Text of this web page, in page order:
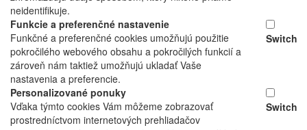
neidentifikuje.
Funkcie a preferenčné nastavenie
Funkčné a preferenčné cookies umožňujú použitie
pokročilého webového obsahu a pokročilých funkcií a
zároveň nám taktiež umožňujú ukladať Vaše
nastavenia a preferencie.
Switch
Personalizované ponuky
Vďaka týmto cookies Vám môžeme zobrazovať
prostredníctvom internetových prehliadačov
Switch